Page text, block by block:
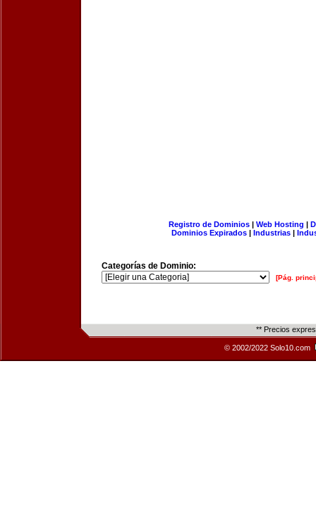
Registro de Dominios| Web Hosting |
Dominios Expirados | Industrias |
Categorías de Dominio:
[Pág.
** Precios
© 2002/2022 Solo10.com